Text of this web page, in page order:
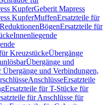
KupferGeberit Mapress
KupferMuffenErsatzteile für
BögenErsatzteile für
Innenliegende
KreuzstückeÜbergänge
Übergänge und
Übergänge und Verbindungen,
AnschlüsseErsatzteile
Ersatzteile für T-Stücke für
für Anschlüsse für